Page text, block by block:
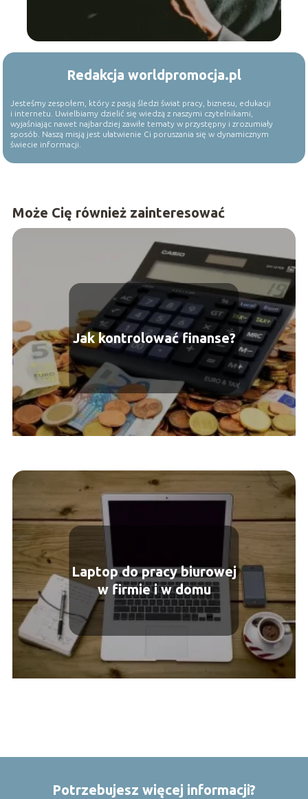
Redakcja worldpromocja.pl
Jesteśmy zespołem, który z pasją śledzi świat pracy, biznesu, edukacji
i internetu. Uwielbiamy dzielić się wiedzą z naszymi czytelnikami,
wyjaśniając nawet najbardziej zawiłe tematy w przystępny i zrozumiały
sposób. Naszą misją jest ułatwienie Ci poruszania się w dynamicznym
świecie informacji.
Może Cię również zainteresować
Jak kontrolować finanse?
Laptop do pracy biurowej
w firmie i w domu
Potrzebujesz więcej informacji?